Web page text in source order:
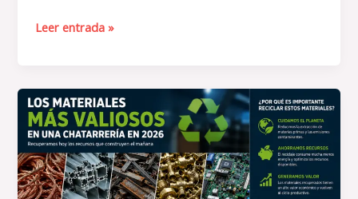
Leer entrada »
¿Qué
materiales
tienen
más
valor